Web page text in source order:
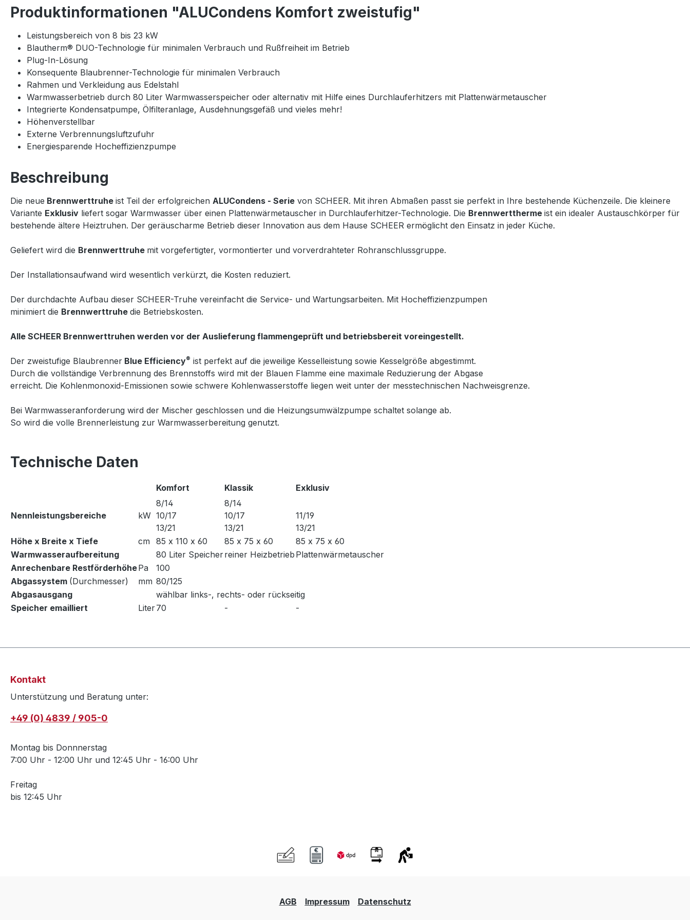
Produktinformationen "ALUCondens Komfort zweistufig"
Leistungsbereich von 8 bis 23 kW
Blautherm® DUO-Technologie für minimalen Verbrauch und Rußfreiheit im Betrieb
Plug-In-Lösung
Konsequente Blaubrenner-Technologie für minimalen Verbrauch
Rahmen und Verkleidung aus Edelstahl
Warmwasserbetrieb durch 80 Liter Warmwasserspeicher oder alternativ mit Hilfe eines Durchlauferhitzers mit Plattenwärmetauscher
Integrierte Kondensatpumpe, Ölfilteranlage, Ausdehnungsgefäß und vieles mehr!
Höhenverstellbar
Externe Verbrennungsluftzufuhr
Energiesparende Hocheffizienzpumpe
Beschreibung
Die neue Brennwerttruhe ist Teil der erfolgreichen ALUCondens - Serie von SCHEER. Mit ihren Abmaßen passt sie perfekt in Ihre bestehende Küchenzeile. Die kleinere
Variante Exklusiv liefert sogar Warmwasser über einen Plattenwärmetauscher in Durchlauferhitzer-Technologie. Die Brennwerttherme ist ein idealer Austauschkörper für
bestehende ältere Heiztruhen. Der geräuscharme Betrieb dieser Innovation aus dem Hause SCHEER ermöglicht den Einsatz in jeder Küche.
Geliefert wird die Brennwerttruhe mit vorgefertigter, vormontierter und vorverdrahteter Rohranschlussgruppe.
Der Installationsaufwand wird wesentlich verkürzt, die Kosten reduziert.
Der durchdachte Aufbau dieser SCHEER-Truhe vereinfacht die Service- und Wartungsarbeiten. Mit Hocheffizienzpumpen
minimiert die Brennwerttruhe die Betriebskosten.
Alle SCHEER Brennwerttruhen werden vor der Auslieferung flammengeprüft und betriebsbereit voreingestellt.
Der zweistufige Blaubrenner Blue Efficiency® ist perfekt auf die jeweilige Kesselleistung sowie Kesselgröße abgestimmt.
Durch die vollständige Verbrennung des Brennstoffs wird mit der Blauen Flamme eine maximale Reduzierung der Abgase
erreicht. Die Kohlenmonoxid-Emissionen sowie schwere Kohlenwasserstoffe liegen weit unter der messtechnischen Nachweisgrenze.
Bei Warmwasseranforderung wird der Mischer geschlossen und die Heizungsumwälzpumpe schaltet solange ab.
So wird die volle Brennerleistung zur Warmwasserbereitung genutzt.
Technische Daten
Komfort Klassik Exklusiv
Nennleistungsbereiche kW
8/14
10/17
13/21
8/14
10/17
13/21
11/19
13/21
Höhe x Breite x Tiefe
cm 85 x 110 x 60 85 x 75 x 60
85 x 75 x 60
Warmwasseraufbereitung
80 Liter Speicherreiner Heizbetrieb Plattenwärmetauscher
Anrechenbare RestförderhöhePa
100
Abgassystem (Durchmesser) mm 80/125
Abgasausgang
wählbar links-, rechts- oder rückseitig
Speicher emailliert
Liter70 - -
Kontakt
Unterstützung und Beratung unter:
+49 (0) 4839 / 905-0
Montag bis Donnnerstag
7:00 Uhr - 12:00 Uhr und 12:45 Uhr - 16:00 Uhr
Freitag
bis 12:45 Uhr
AGB Impressum Datenschutz